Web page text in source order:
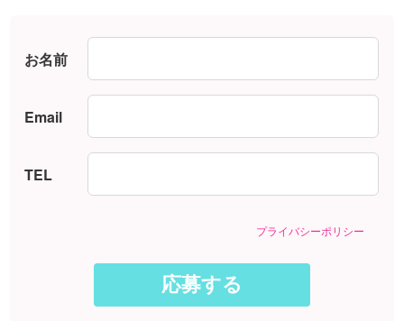
お名前
Email
TEL
プライバシーポリシー